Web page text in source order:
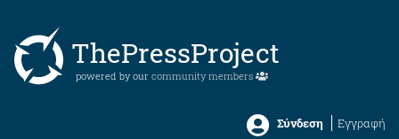
ThePressProject
powered by our community members
Σύνδεση Εγγραφή